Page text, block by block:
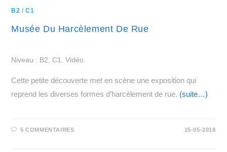
B2 /C1
Musée Du Harcèlement De Rue
Niveau : B2, C1. Vidéo.
Cette petite découverte met en scène une exposition qui
reprend les diverses formes d’harcèlement de rue. (suite…)
5 COMMENTAIRES 15-05-2018